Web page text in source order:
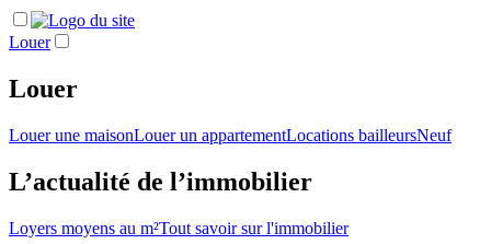
Louer
Louer
Louer une maisonLouer un appartementLocations bailleursNeuf
L’actualité de l’immobilier
Loyers moyens au m²Tout savoir sur l'immobilier